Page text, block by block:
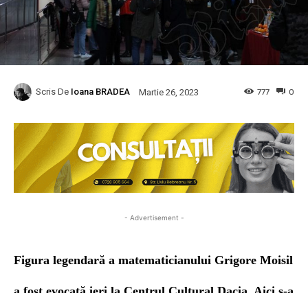
Scris De Ioana BRADEA Martie 26, 2023 0
777
- Advertisement -
Figura legendară a matematicianului Grigore Moisil